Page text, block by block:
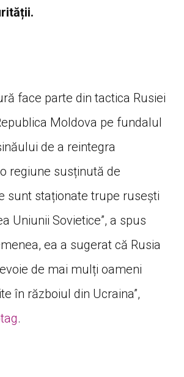
face parte din tactica Rusiei
Moldova pe fundalul
de a reintegra
regiune susținută de
sunt staționate trupe rusești
Uniunii Sovietice”, a spus
ea a sugerat că Rusia
de mai mulți oameni
în războiul din Ucraina”,
.